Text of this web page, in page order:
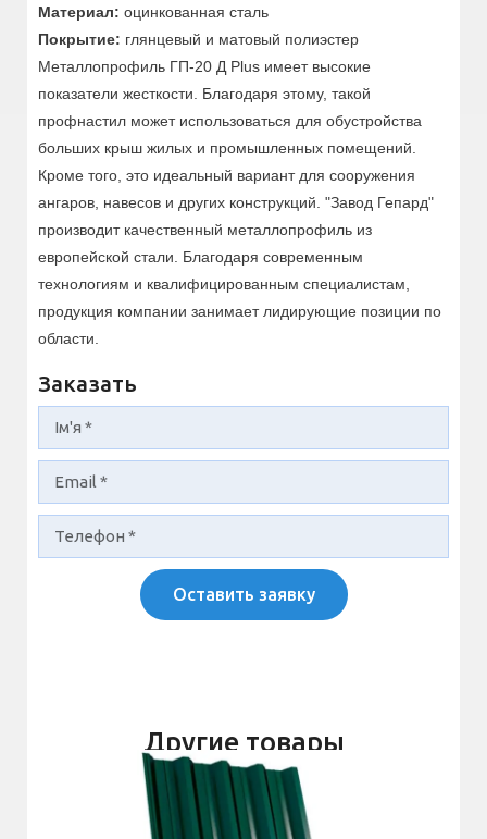
Материал: оцинкованная сталь
Покрытие: глянцевый и матовый полиэстер
Металлопрофиль ГП-20 Д Plus имеет высокие
показатели жесткости. Благодаря этому, такой
профнастил может использоваться для обустройства
больших крыш жилых и промышленных помещений.
Кроме того, это идеальный вариант для сооружения
ангаров, навесов и других конструкций. "Завод Гепард"
производит качественный металлопрофиль из
европейской стали. Благодаря современным
технологиям и квалифицированным специалистам,
продукция компании занимает лидирующие позиции по
области.
Заказать
Оставить заявку
Другие товары